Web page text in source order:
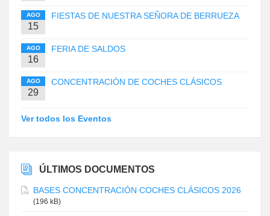
AGO
15
FIESTAS DE NUESTRA SEÑORA DE BERRUEZA
AGO
16
FERIA DE SALDOS
AGO
29
CONCENTRACIÓN DE COCHES CLÁSICOS
Ver todos los Eventos
ÚLTIMOS DOCUMENTOS
BASES CONCENTRACIÓN COCHES CLÁSICOS 2026
(196 kB)